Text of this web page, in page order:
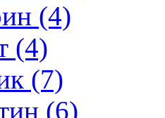
(4)
(4)
(7)
(6)